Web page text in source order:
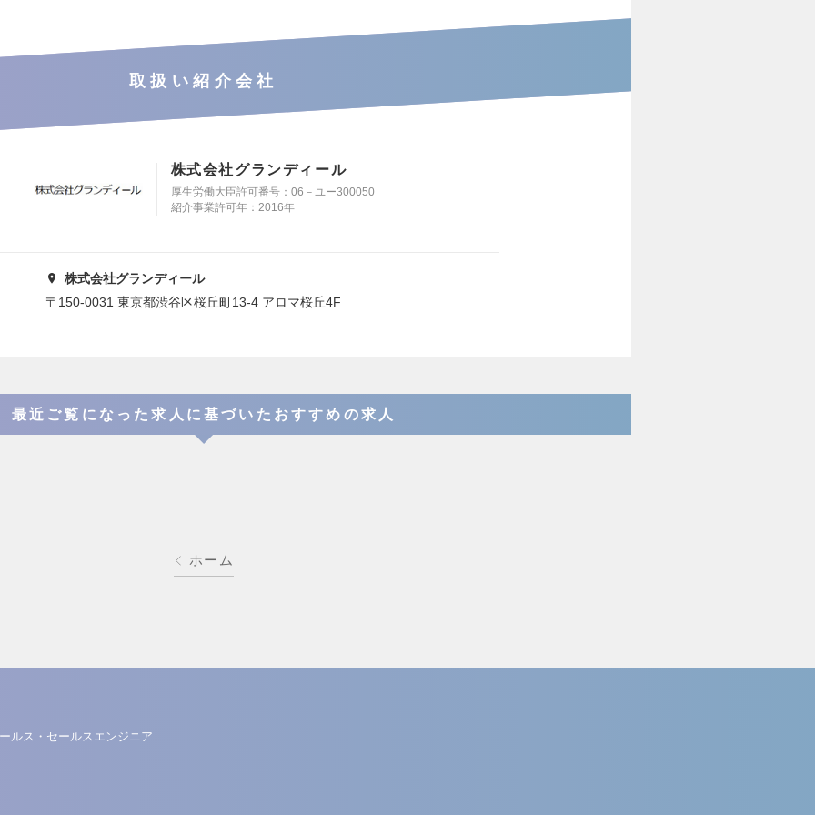
取扱い紹介会社
株式会社グランディール
厚生労働大臣許可番号：06－ユー300050
紹介事業許可年：2016年
株式会社グランディール
〒150-0031 東京都渋谷区桜丘町13-4 アロマ桜丘4F
最近ご覧になった求人に基づいたおすすめの求人
ホーム
ルス・セールスエンジニア